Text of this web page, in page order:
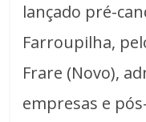
lançado pré-
Farroupilha,
Frare (Novo),
empresas e